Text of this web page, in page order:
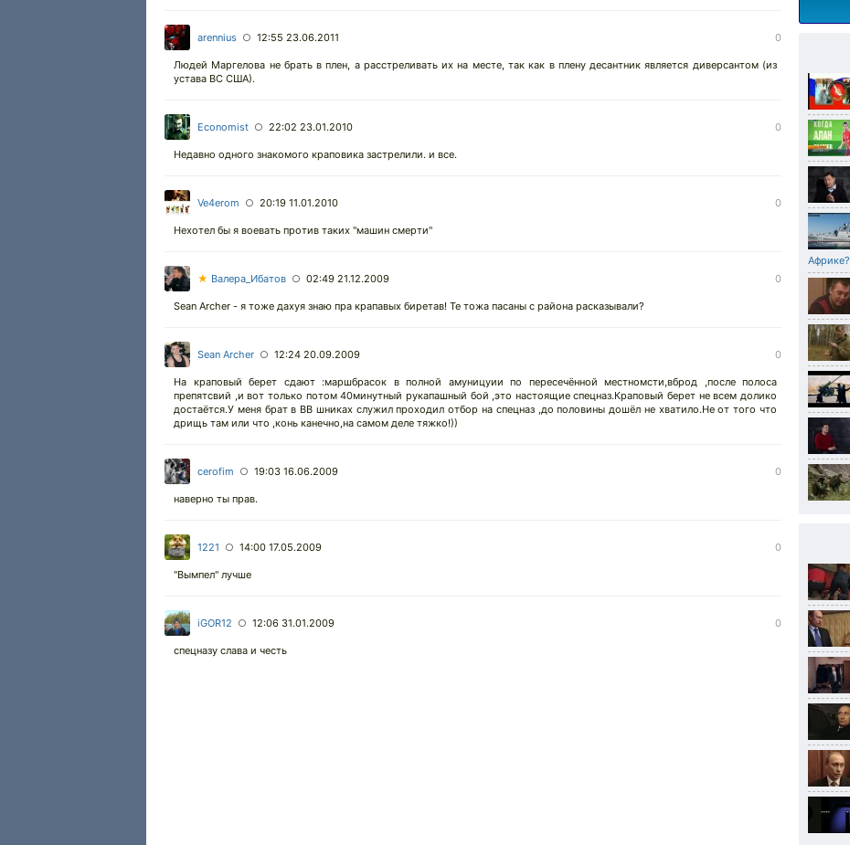
Африке?
arennius ○ 12:55 23.06.2011 0
Людей Маргелова не брать в плен, а расстреливать их на месте, так как в плену десантник является диверсантом (из
устава ВС США).
Economist ○ 22:02 23.01.2010 0
Недавно одного знакомого краповика застрелили. и все.
Ve4erom ○ 20:19 11.01.2010 0
Нехотел бы я воевать против таких "машин смерти"
★ Валера_Ибатов ○ 02:49 21.12.2009 0
Sean Archer - я тоже дахуя знаю пра крапавых биретав! Те тожа пасаны с района расказывали?
Sean Archer ○ 12:24 20.09.2009 0
На краповый берет сдают :маршбрасок в полной амуницуии по пересечённой местномсти,вброд ,после полоса
препятсвий ,и вот только потом 40минутный рукапашный бой ,это настоящие спецназ.Краповый берет не всем долико
достаётся.У меня брат в ВВ шниках служил проходил отбор на спецназ ,до половины дошёл не хватило.Не от того что
дрищь там или что ,конь канечно,на самом деле тяжко!))
cerofim ○ 19:03 16.06.2009 0
наверно ты прав.
1221 ○ 14:00 17.05.2009 0
"Вымпел" лучше
iGOR12 ○ 12:06 31.01.2009 0
спецназу слава и честь